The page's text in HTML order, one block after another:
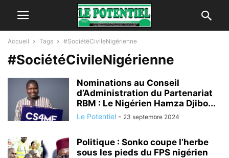
Accueil Tags #SociétéCivileNigérienne
#SociétéCivileNigérienne
Nominations au Conseil
d’Administration du Partenariat
RBM : Le Nigérien Hamza Djibo...
Le Potentiel - 23 septembre 2024
Politique : Sonko coupe l’herbe
sous les pieds du FPS nigérien